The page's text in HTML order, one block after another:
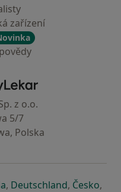
zařízení
- Hlavní stránka
z o.o.
5/7
Polska
záložce
v nové záložce
se otevře v nové záložce
, Deutschlandse otevře v
, Českose
,